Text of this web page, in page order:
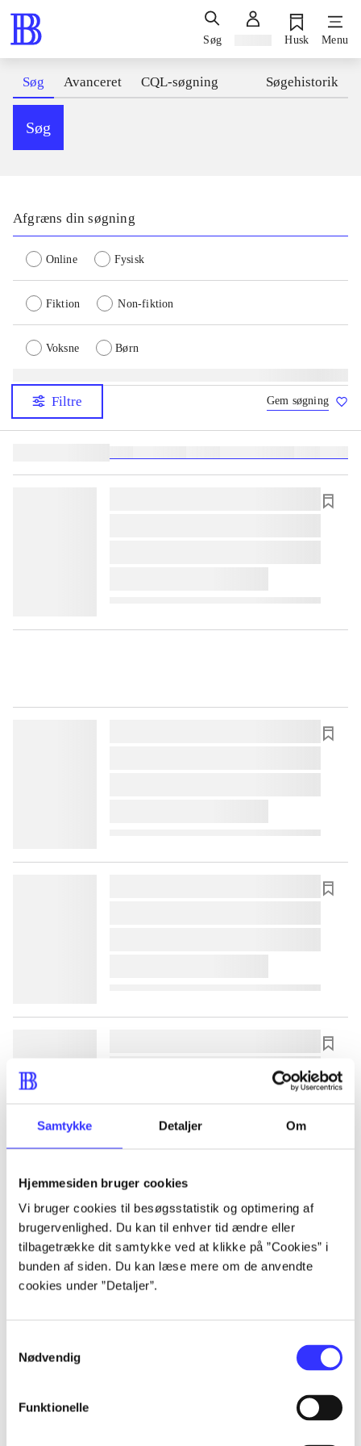
Samtykke Detaljer Om
Hjemmesiden bruger cookies
Vi bruger cookies til besøgsstatistik og optimering af
brugervenlighed. Du kan til enhver tid ændre eller
tilbagetrække dit samtykke ved at klikke på ”Cookies” i
bunden af siden. Du kan læse mere om de anvendte
cookies under ”Detaljer”.
Nødvendig
Funktionelle
Søg Husk Menu
Søg Avanceret CQL-søgning Søgehistorik
Søg
Afgræns din søgning
Online Fysisk
Fiktion Non-fiktion
Voksne Børn
Filtre Gem søgning
lorem ipsum dolor sit amet ...
lorem ipsum dolor sit amet ...
lorem ipsum dolor sit amet ...
lorem ipsum dolor sit amet ...
lorem ipsum dolor sit amet ...
lorem ipsum dolor sit amet ...
lorem ipsum dolor sit amet ...
lorem ipsum dolor sit amet ...
lorem ipsum dolor sit amet ...
lorem ipsum dolor sit amet ...
lorem ipsum dolor sit amet ...
lorem ipsum dolor sit amet ...
lorem ipsum dolor sit amet ...
lorem ipsum dolor sit amet ...